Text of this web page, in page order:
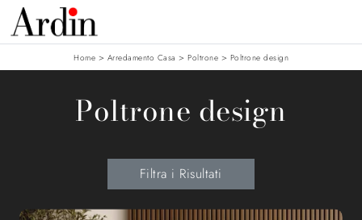
Home > Arredamento Casa > Poltrone > Poltrone design
Poltrone design
Filtra i Risultati